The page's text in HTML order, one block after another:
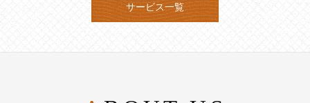
サービス一覧